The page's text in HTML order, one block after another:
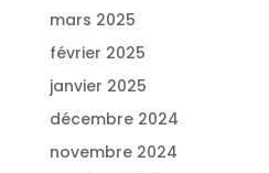
mars 2025
février 2025
janvier 2025
décembre 2024
novembre 2024